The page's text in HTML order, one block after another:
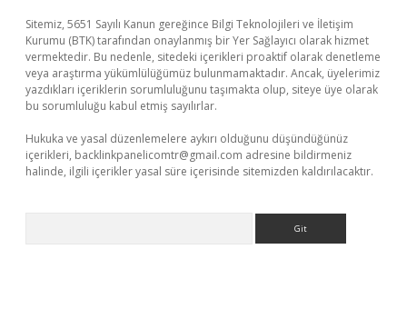
Sitemiz, 5651 Sayılı Kanun gereğince Bilgi Teknolojileri ve İletişim
Kurumu (BTK) tarafından onaylanmış bir Yer Sağlayıcı olarak hizmet
vermektedir. Bu nedenle, sitedeki içerikleri proaktif olarak denetleme
veya araştırma yükümlülüğümüz bulunmamaktadır. Ancak, üyelerimiz
yazdıkları içeriklerin sorumluluğunu taşımakta olup, siteye üye olarak
bu sorumluluğu kabul etmiş sayılırlar.
Hukuka ve yasal düzenlemelere aykırı olduğunu düşündüğünüz
içerikleri, backlinkpanelicomtr@gmail.com adresine bildirmeniz
halinde, ilgili içerikler yasal süre içerisinde sitemizden kaldırılacaktır.